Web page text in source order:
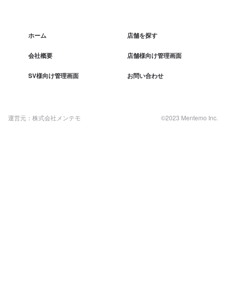
ホーム 店舗を探す
会社概要 店舗様向け管理画面
SV様向け管理画面 お問い合わせ
運営元：株式会社メンテモ ©2023 Mentemo Inc.